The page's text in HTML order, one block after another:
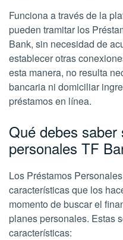
Funciona a través de la
pueden tramitar los
Bank, sin necesidad de
establecer otras
esta manera, no resulta
bancaria ni domiciliar
préstamos en línea.
Qué debes
personales TF
Los Préstamos
características que los
momento de buscar el
planes personales. Estas
características: